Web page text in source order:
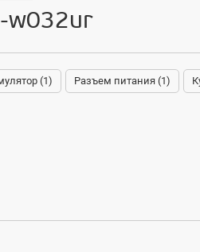
w032ur
(1) Разъем питания (1)